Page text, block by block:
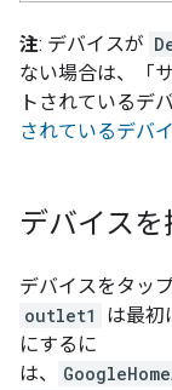
注: デバイスが
ない場合は、「
トされているデ
されているデバ
デバイス
デバイスをタッ
outlet1
は最初
にするに
は、